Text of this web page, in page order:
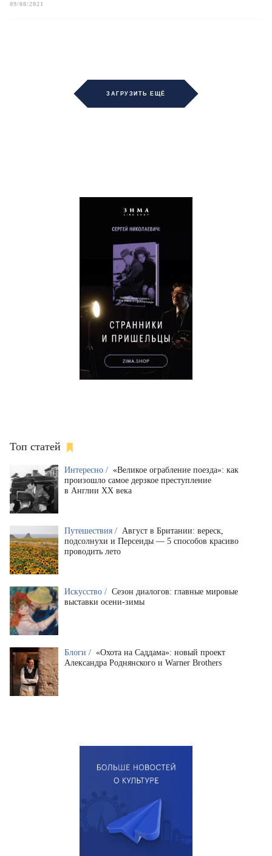
09/08/2021
ЗАГРУЗИТЬ ЕЩЁ
Топ статей
Интересно / «Великое ограбление поезда»: как
произошло самое дерзкое преступление
в Англии XX века
Путешествия / Август в Британии: вереск,
подсолнухи и Персеиды — 5 способов красиво
проводить лето
Искусство / Сезон диалогов: главные мировые
выставки осени-зимы
Блоги / «Охота на Саддама»: новый проект
Александра Роднянского и Warner Brothers